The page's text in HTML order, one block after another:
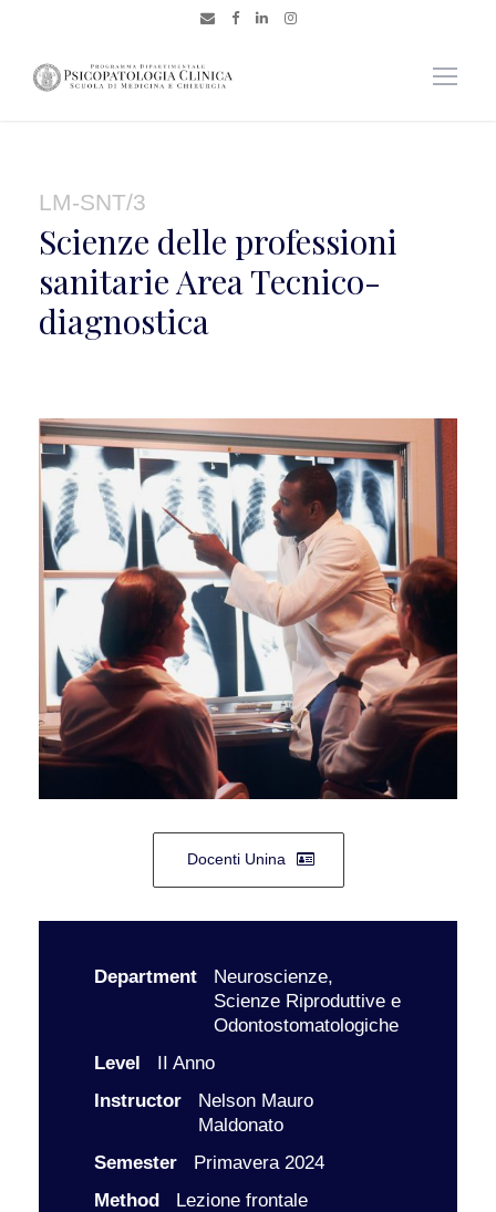
LM-SNT/3
Scienze delle professioni
sanitarie Area Tecnico-
diagnostica
Docenti Unina
Department
Neuroscienze,
Scienze Riproduttive e
Odontostomatologiche
Level
II Anno
Instructor
Nelson Mauro
Maldonato
Semester
Primavera 2024
Method
Lezione frontale